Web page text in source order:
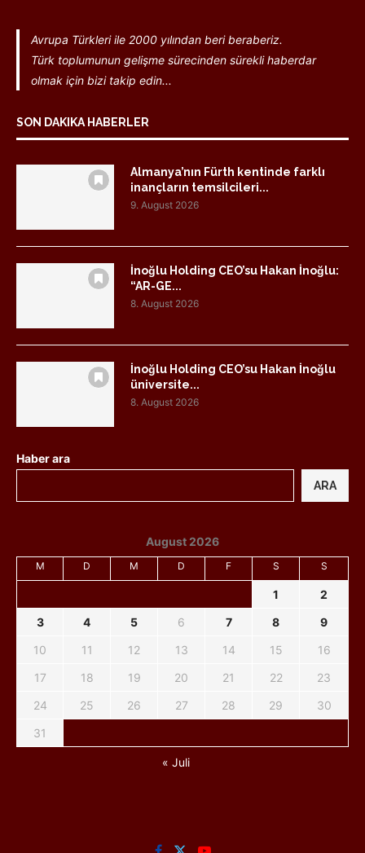
Avrupa Türkleri ile 2000 yılından beri beraberiz.
Türk toplumunun gelişme sürecinden sürekli haberdar
olmak için bizi takip edin...
SON DAKIKA HABERLER
Almanya’nın Fürth kentinde farklı
inançların temsilcileri...
9. August 2026
İnoğlu Holding CEO’su Hakan İnoğlu:
“AR-GE...
8. August 2026
İnoğlu Holding CEO’su Hakan İnoğlu
üniversite...
8. August 2026
Haber ara
ARA
August 2026
M D M D F S S
1
2
3
4 5 6 7 8
9
10
11 12 13 14 15
16
17
18 19 20 21 22
23
24
25 26 27 28 29
30
31
« Juli